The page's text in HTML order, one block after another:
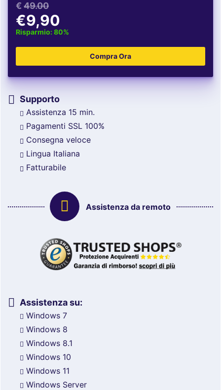
€ 49.00
€9,90
Risparmio: 80%
Supporto
Assistenza 15 min.
Pagamenti SSL 100%
Consegna veloce
Lingua Italiana
Fatturabile
Assistenza da remoto
Assistenza su:
Windows 7
Windows 8
Windows 8.1
Windows 10
Windows 11
Windows Server